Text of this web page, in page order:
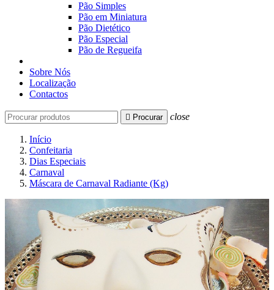
Pão Simples
Pão em Miniatura
Pão Dietético
Pão Especial
Pão de Regueifa
Sobre Nós
Localização
Contactos
 Procurar close
Início
Confeitaria
Dias Especiais
Carnaval
Máscara de Carnaval Radiante (Kg)